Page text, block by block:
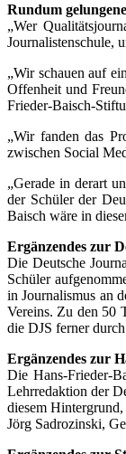
Rundum
„Wer
Journalistenschule,
„Wir schauen auf
Offenheit und
Frieder-Baisch-
„Wir fanden das
zwischen Social
„Gerade in derart
der Schüler der
Baisch wäre in
Ergänzendes zur
Die Deutsche
Schüler
in Journalismus an
Vereins. Zu den 50
die DJS ferner
Ergänzendes zur
Die Hans-Frieder-
Lehrredaktion der
diesem
Jörg Sadrozinski,